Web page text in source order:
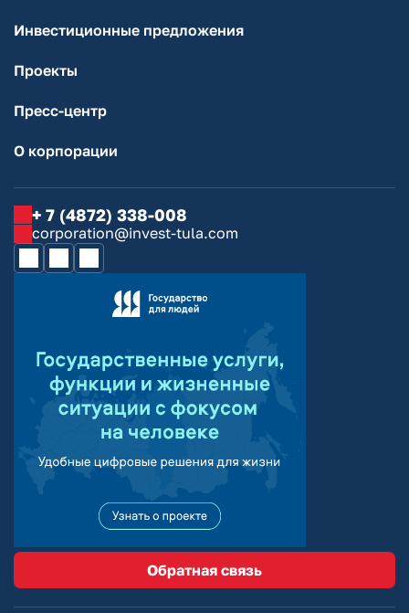
Инвестиционные предложения
Проекты
Пресс-центр
О корпорации
+ 7 (4872) 338-008
corporation@invest-tula.com
Обратная связь